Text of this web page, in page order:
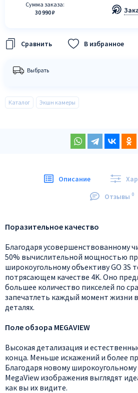
Сумма заказа:
30 990 ₽
В избранное
Выбрать
Каталог Экшн камеры
Описание
Отзывы 0
Поразительное качество
Благодаря усовершенствованному
50% вычислительной мощностью
широкоугольному объективу GO 3S
потрясающем качестве 4K. Оно
большее количество пикселей по
запечатлеть каждый момент жизни
деталях.
Поле обзора MEGAVIEW
Высокая детализация и
конца. Меньше искажений и более
Благодаря новому
MegaView изображения выглядят
как вы их видите.